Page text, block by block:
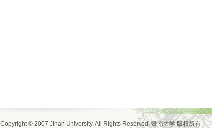
Copyright © 2007 Jinan University. All Rights Reserved. 暨南大学 版权所有